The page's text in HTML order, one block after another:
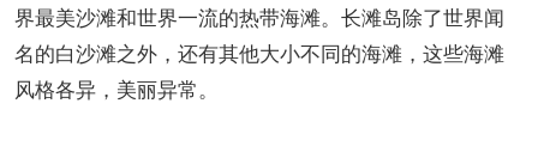
界最美沙滩和世界一流的热带海滩。长滩岛除了世界闻
名的白沙滩之外，还有其他大小不同的海滩，这些海滩
风格各异，美丽异常。